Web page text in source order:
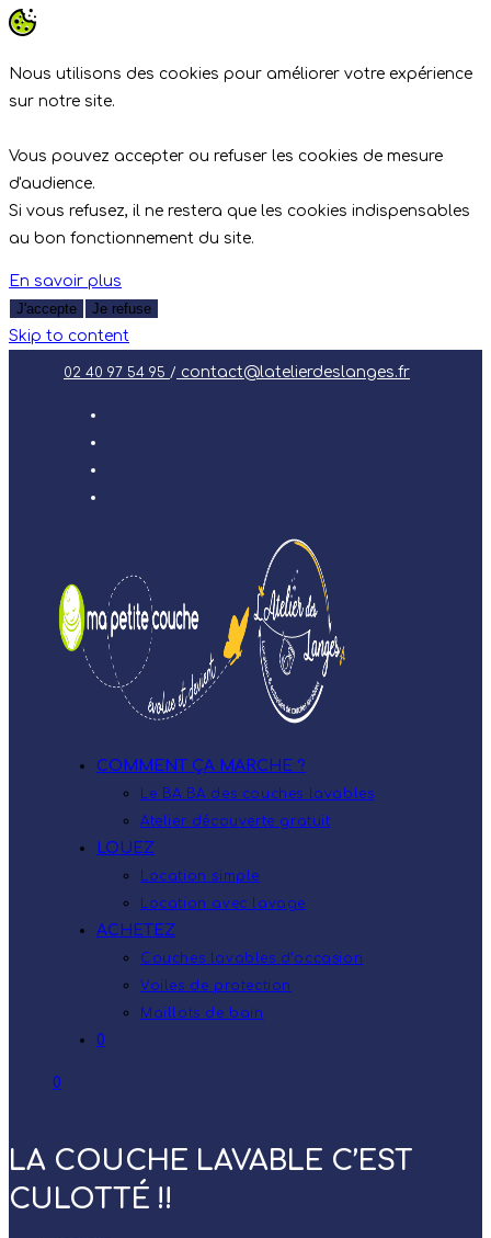
Nous utilisons des cookies pour améliorer votre expérience
sur notre site.
Vous pouvez accepter ou refuser les cookies de mesure
d'audience.
Si vous refusez, il ne restera que les cookies indispensables
au bon fonctionnement du site.
En savoir plus
J'accepte
Je refuse
Skip to content
02 40 97 54 95 / contact@latelierdeslanges.fr
COMMENT ÇA MARCHE ?
Le BA.BA des couches lavables
Atelier découverte gratuit
LOUEZ
Location simple
Location avec lavage
ACHETEZ
Couches lavables d’occasion
Voiles de protection
Maillots de bain
0
0
LA COUCHE LAVABLE C’EST
CULOTTÉ !!